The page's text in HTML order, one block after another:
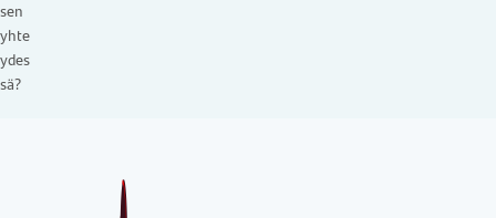
sen
yhte
ydes
sä?